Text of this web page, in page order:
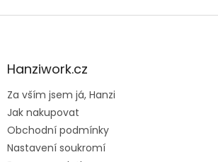
Z
aHanziwork.cz
Za vším jsem já, Hanzi
Jak nakupovat
Obchodní podmínky
Nastavení soukromí